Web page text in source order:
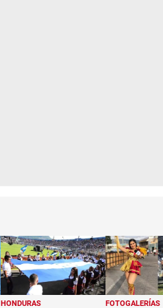
HONDURAS FOTOGALERÍAS